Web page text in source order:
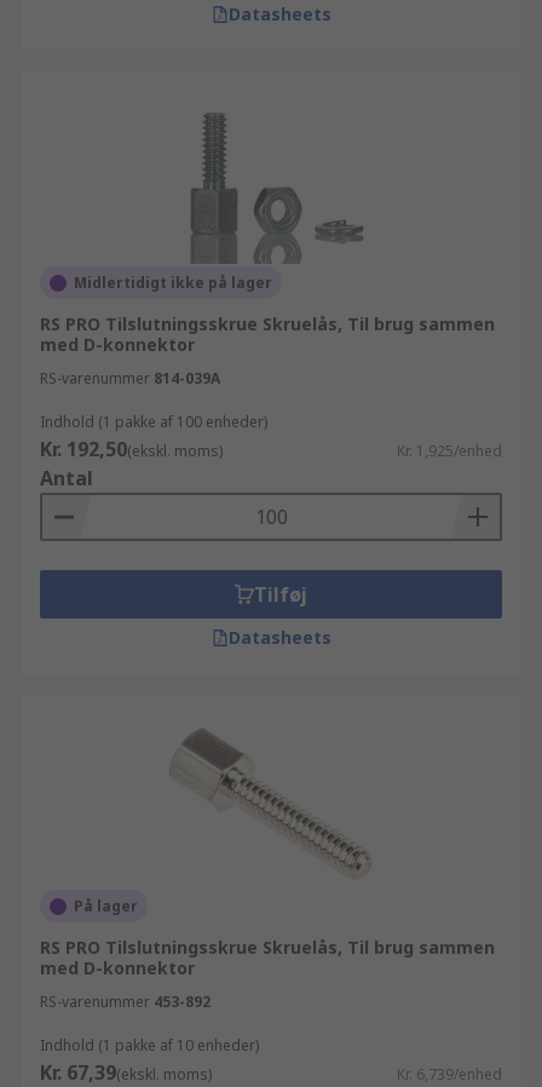
Datasheets
Midlertidigt ikke på lager
RS PRO Tilslutningsskrue Skruelås, Til brug sammen
med D-konnektor
RS-varenummer 814-039A
Indhold (1 pakke af 100 enheder)
Kr. 192,50(ekskl. moms) Kr. 1,925/enhed
Antal
Tilføj
Datasheets
På lager
RS PRO Tilslutningsskrue Skruelås, Til brug sammen
med D-konnektor
RS-varenummer 453-892
Indhold (1 pakke af 10 enheder)
Kr. 67,39(ekskl. moms) Kr. 6,739/enhed